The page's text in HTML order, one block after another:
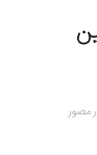
مصور